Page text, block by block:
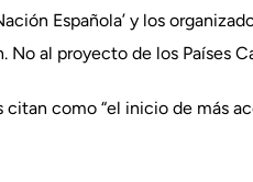
Española’ y los
al proyecto de los Países
como “el inicio de más